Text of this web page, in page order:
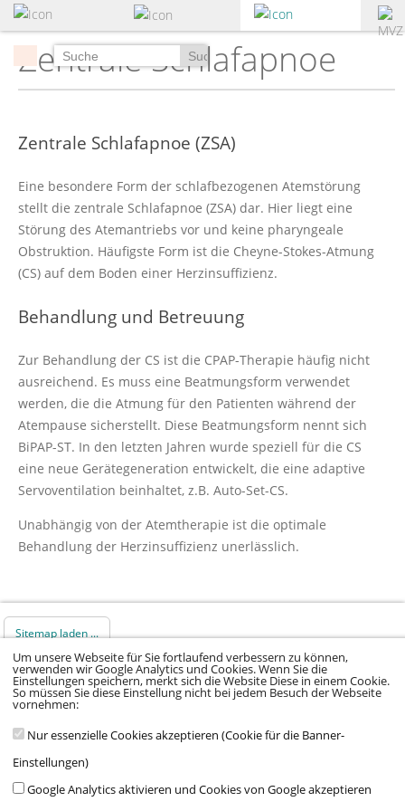
zum
Hauptinhalt
springen Suchen
Zentrale Schlafapnoe
Zentrale Schlafapnoe (ZSA)
Eine besondere Form der schlafbezogenen Atemstörung
stellt die zentrale Schlafapnoe (ZSA) dar. Hier liegt eine
Störung des Atemantriebs vor und keine pharyngeale
Obstruktion. Häufigste Form ist die Cheyne-Stokes-Atmung
(CS) auf dem Boden einer Herzinsuffizienz.
Behandlung und Betreuung
Zur Behandlung der CS ist die CPAP-Therapie häufig nicht
ausreichend. Es muss eine Beatmungsform verwendet
werden, die die Atmung für den Patienten während der
Atempause sicherstellt. Diese Beatmungsform nennt sich
BiPAP-ST. In den letzten Jahren wurde speziell für die CS
eine neue Gerätegeneration entwickelt, die eine adaptive
Servoventilation beinhaltet, z.B. Auto-Set-CS.
Unabhängig von der Atemtherapie ist die optimale
Behandlung der Herzinsuffizienz unerlässlich.
Sitemap laden ...
© 2026 Klinikum Würzburg Mitte gGmbH •
Impressum•Datenschutz
Datenschutz Social
Media
Um unsere Webseite für Sie fortlaufend verbessern zu können,
verwenden wir Google Analytics und Cookies. Wenn Sie die
Einstellungen speichern, merkt sich die Website Diese in einem Cookie.
So müssen Sie diese Einstellung nicht bei jedem Besuch der Webseite
vornehmen:
Nur essenzielle Cookies akzeptieren (Cookie für die Banner-
Einstellungen)
Google Analytics aktivieren und Cookies von Google akzeptieren